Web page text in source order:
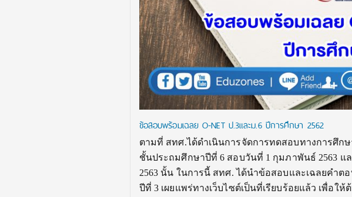
ข้อสอบพร้อมเฉลย O-NET ป.3และม.6 ปีการศึกษา 2562
ตามที่ สทศ.ได้ดำเนินการจัดการทดสอบทางการศึก
ชั้นประถมศึกษาปีที่ 6 สอบวันที่ 1 กุมภาพันธ์ 2563
2563 นั้น ในการนี้ สทศ. ได้นำข้อสอบและเฉลยคำ
ปีที่ 3 เผยแพร่ทางเว็บไซต์เป็นที่เรียบร้อยแล้ว เพื่อใ